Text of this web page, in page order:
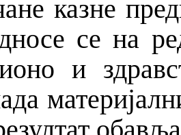
казне
се на
и